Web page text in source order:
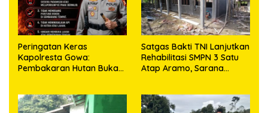
Peringatan Keras
Kapolresta Gowa:
Pembakaran Hutan Bukan
Satgas Bakti TNI Lanjutkan
Rehabilitasi SMPN 3 Satu
Atap Aramo, Sarana